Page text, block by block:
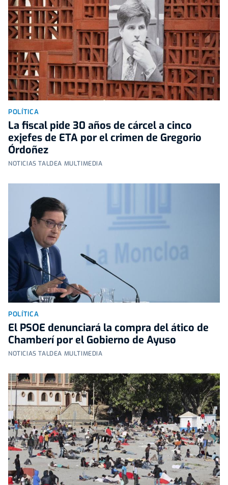
POLÍTICA
La fiscal pide 30 años de cárcel a cinco
exjefes de ETA por el crimen de Gregorio
Órdoñez
NOTICIAS TALDEA MULTIMEDIA
POLÍTICA
El PSOE denunciará la compra del ático de
Chamberí por el Gobierno de Ayuso
NOTICIAS TALDEA MULTIMEDIA